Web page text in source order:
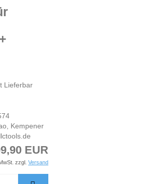
Lieferbar
Kempener
EUR
zzgl. Versand